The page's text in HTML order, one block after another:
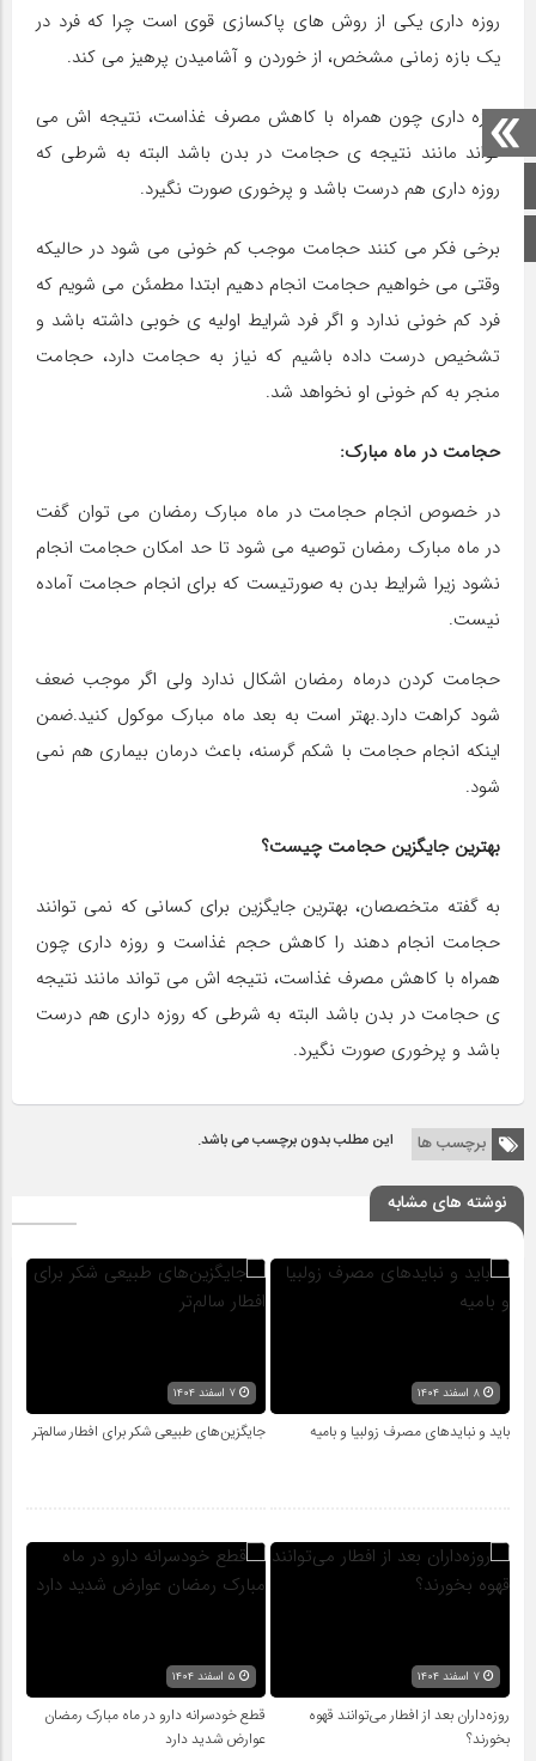
صفحه اصلی
اینستاگرام
روزه داری یکی از روش های پاکسازی قوی است چرا که فرد در
یک بازه زمانی مشخص، از خوردن و آشامیدن پرهیز می کند.
روزه داری چون همراه با کاهش مصرف غذاست، نتیجه اش می
تواند مانند نتیجه ی حجامت در بدن باشد البته به شرطی که
روزه داری هم درست باشد و پرخوری صورت نگیرد.
برخی فکر می کنند حجامت موجب کم خونی می شود در حالیکه
وقتی می خواهیم حجامت انجام دهیم ابتدا مطمئن می شویم که
فرد کم خونی ندارد و اگر فرد شرایط اولیه ی خوبی داشته باشد و
تشخیص درست داده باشیم که نیاز به حجامت دارد، حجامت
منجر به کم خونی او نخواهد شد.
حجامت در ماه مبارک:
در خصوص انجام حجامت در ماه مبارک رمضان می توان گفت
در ماه مبارک رمضان توصیه می شود تا حد امکان حجامت انجام
نشود زیرا شرایط بدن به صورتیست که برای انجام حجامت آماده
نیست.
حجامت کردن درماه رمضان اشکال ندارد ولی اگر موجب ضعف
شود کراهت دارد.بهتر است به بعد ماه مبارک موکول کنید.ضمن
اینکه انجام حجامت با شکم گرسنه، باعث درمان بیماری هم نمی
شود.
بهترین جایگزین حجامت چیست؟
به گفته متخصصان، بهترین جایگزین برای کسانی که نمی توانند
حجامت انجام دهند را کاهش حجم غذاست و روزه داری چون
همراه با کاهش مصرف غذاست، نتیجه اش می تواند مانند نتیجه
ی حجامت در بدن باشد البته به شرطی که روزه داری هم درست
باشد و پرخوری صورت نگیرد.
برچسب ها این مطلب بدون برچسب می باشد.
نوشته های مشابه
۸ اسفند ۱۴۰۴
باید و نبایدهای مصرف زولبیا و بامیه جایگزین‌های طبیعی شکر برای افطار سالم‌تر
۷ اسفند ۱۴۰۴
روزه‌داران بعد از افطار می‌توانند قهوه
بخورند؟
قطع خودسرانه دارو در ماه مبارک رمضان
عوارض شدید دارد